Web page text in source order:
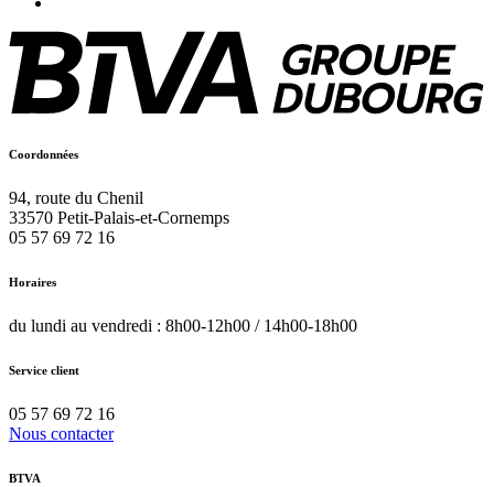
Coordonnées
94, route du Chenil
33570 Petit-Palais-et-Cornemps
05 57 69 72 16
Horaires
du lundi au vendredi : 8h00-12h00 / 14h00-18h00
Service client
05 57 69 72 16
Nous contacter
BTVA